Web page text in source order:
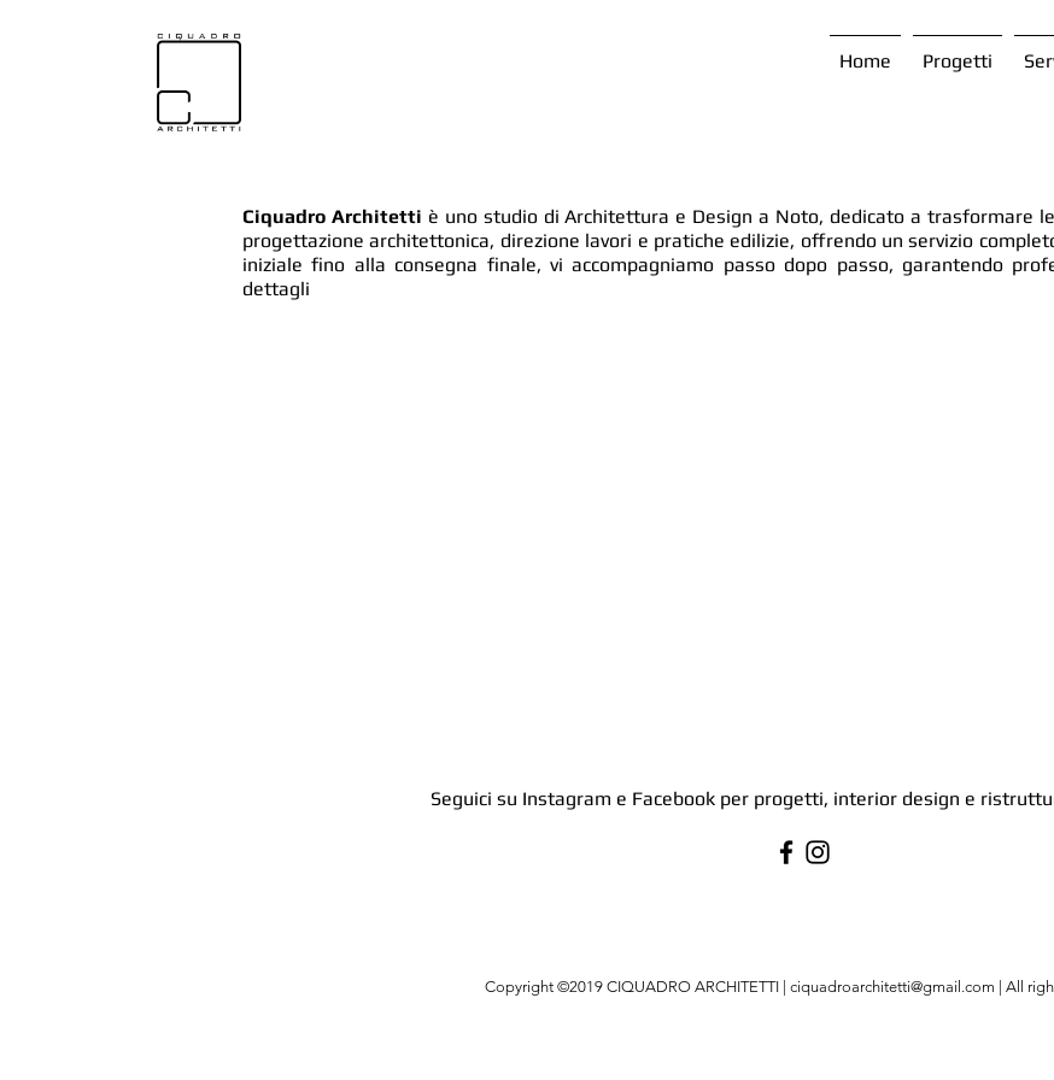
Home Progetti
Ciquadro Architetti è uno studio di Architettura e Design a Noto, dedicato a trasformare
progettazione architettonica, direzione lavori e pratiche edilizie, offrendo un servizio
iniziale fino alla consegna finale, vi accompagniamo passo dopo passo, garantendo
dettagli
Seguici su Instagram e Facebook per progetti, interior design e
Copyright ©2019 CIQUADRO ARCHITETTI | ciquadroarchitetti@gmail.com | All